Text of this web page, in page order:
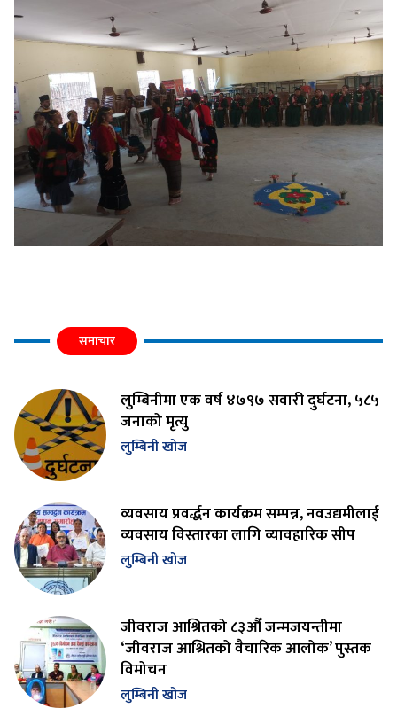
समाचार
लुम्बिनीमा एक वर्ष ४७९७ सवारी दुर्घटना, ५८५
जनाको मृत्यु
लुम्बिनी खोज
व्यवसाय प्रवर्द्धन कार्यक्रम सम्पन्न, नवउद्यमीलाई
व्यवसाय विस्तारका लागि व्यावहारिक सीप
लुम्बिनी खोज
जीवराज आश्रितको ८३औँ जन्मजयन्तीमा
‘जीवराज आश्रितको वैचारिक आलोक’ पुस्तक
विमोचन
लुम्बिनी खोज